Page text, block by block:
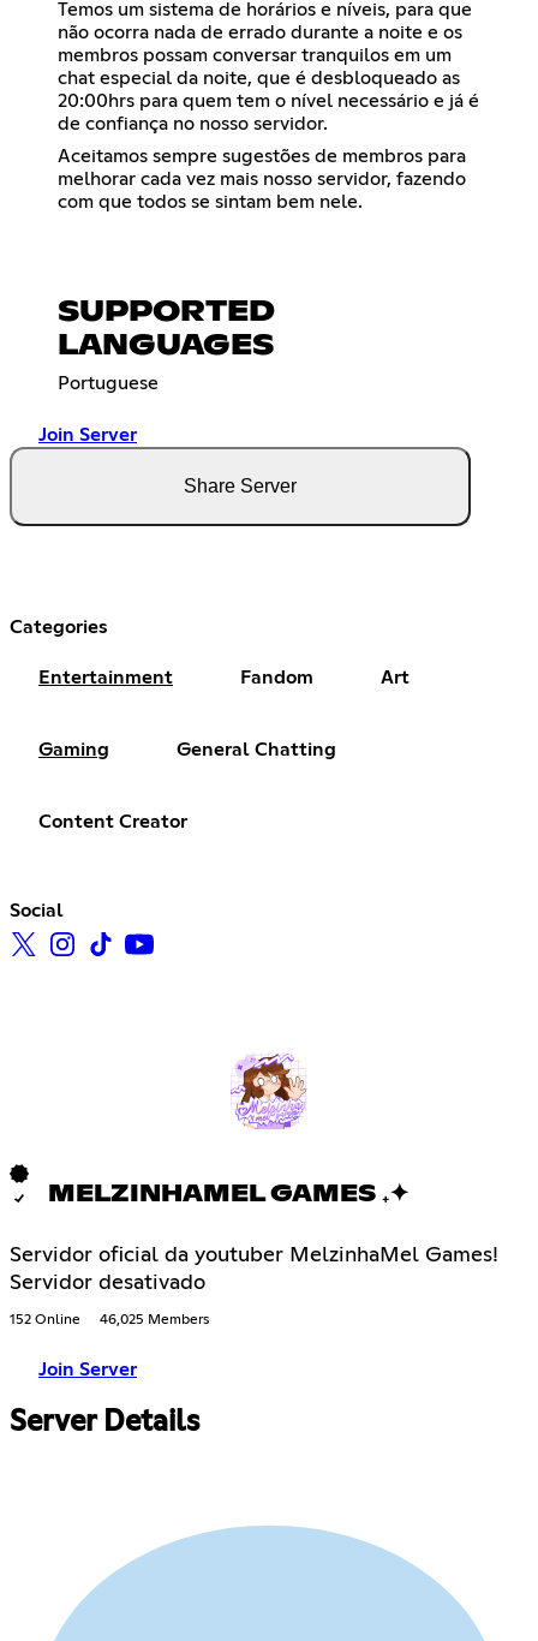
Temos um sistema de horários e níveis, para que
não ocorra nada de errado durante a noite e os
membros possam conversar tranquilos em um
chat especial da noite, que é desbloqueado as
20:00hrs para quem tem o nível necessário e já é
de confiança no nosso servidor.
Aceitamos sempre sugestões de membros para
melhorar cada vez mais nosso servidor, fazendo
com que todos se sintam bem nele.
SUPPORTED
LANGUAGES
Portuguese
Join Server
Share Server
Categories
Entertainment Fandom Art
Gaming General Chatting
Content Creator
Social
MELZINHAMEL GAMES ₊✦
Servidor oficial da youtuber MelzinhaMel Games!
Servidor desativado
152 Online 46,025 Members
Join Server
Server Details